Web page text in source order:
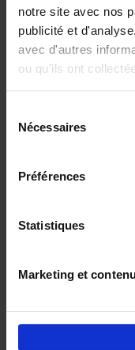
notre site avec nos
publicité et
avec d'autres
ou qu'ils ont
Nécessaires
Préférences
Statistiques
Marketing et
€